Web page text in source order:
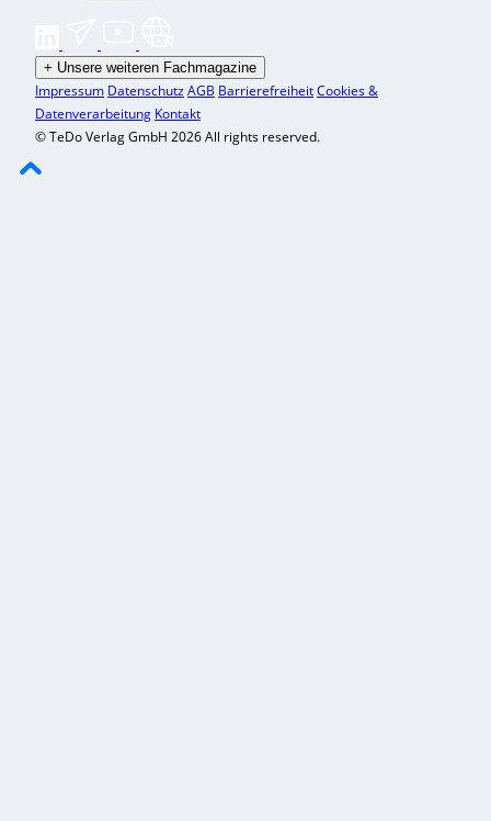
+ Unsere weiteren Fachmagazine
Impressum DatenschutzAGB BarrierefreiheitCookies &
Datenverarbeitung Kontakt
© TeDo Verlag GmbH 2026 All rights reserved.